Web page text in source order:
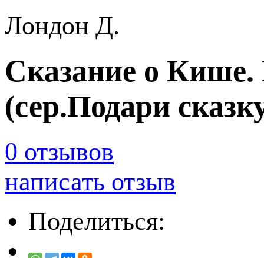
Лондон Д.
Сказание о
(сер.Подари
0 отзывов
написать отзыв
Поделиться: